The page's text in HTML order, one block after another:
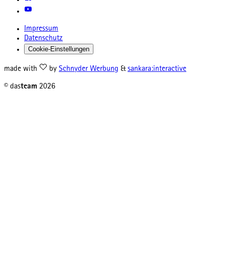
Impressum
Datenschutz
Cookie-Einstellungen
made with by Schnyder Werbung & sankara:interactive
© dasteam 2026